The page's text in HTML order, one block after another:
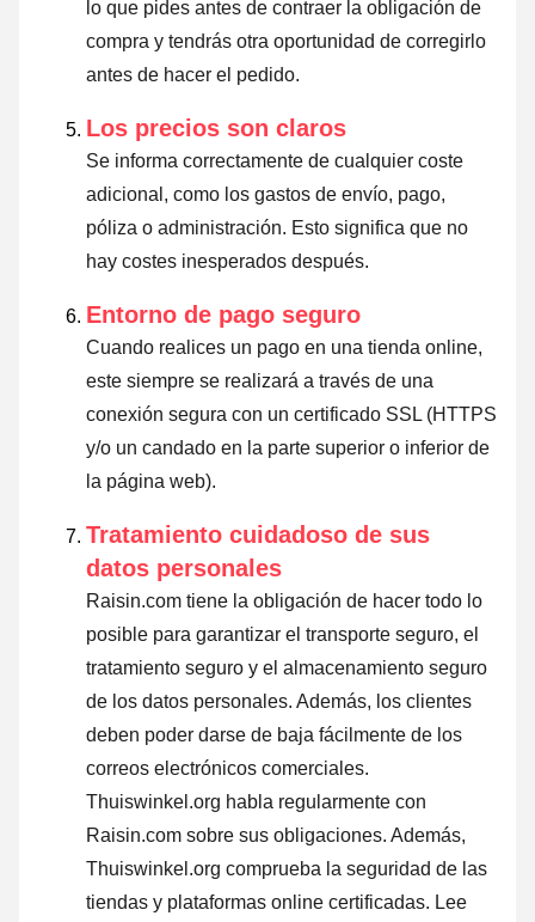
lo que pides antes de contraer la obligación de
compra y tendrás otra oportunidad de corregirlo
antes de hacer el pedido.
Los precios son claros
Se informa correctamente de cualquier coste
adicional, como los gastos de envío, pago,
póliza o administración. Esto significa que no
hay costes inesperados después.
Entorno de pago seguro
Cuando realices un pago en una tienda online,
este siempre se realizará a través de una
conexión segura con un certificado SSL (HTTPS
y/o un candado en la parte superior o inferior de
la página web).
Tratamiento cuidadoso de sus
datos personales
Raisin.com tiene la obligación de hacer todo lo
posible para garantizar el transporte seguro, el
tratamiento seguro y el almacenamiento seguro
de los datos personales. Además, los clientes
deben poder darse de baja fácilmente de los
correos electrónicos comerciales.
Thuiswinkel.org habla regularmente con
Raisin.com sobre sus obligaciones. Además,
Thuiswinkel.org comprueba la seguridad de las
tiendas y plataformas online certificadas. Lee